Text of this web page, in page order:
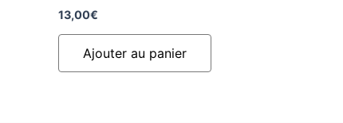
13,00€
Ajouter au panier